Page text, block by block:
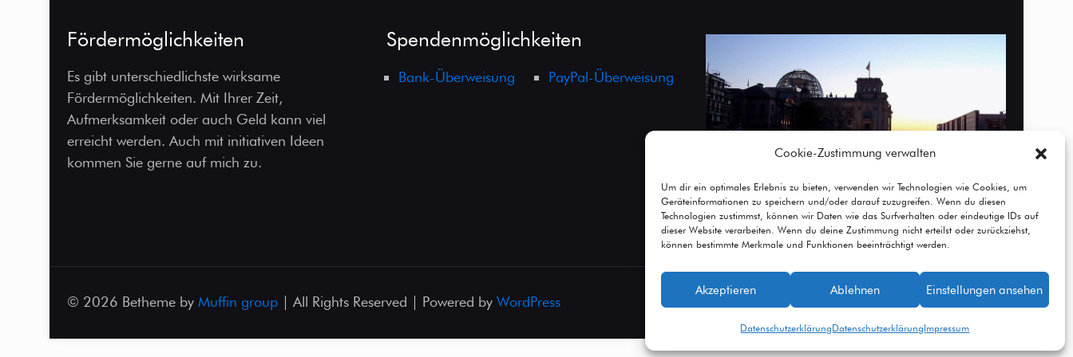
Cookie-Zustimmung verwalten
Um dir ein optimales Erlebnis zu bieten, verwenden wir Technologien wie Cookies, um
Geräteinformationen zu speichern und/oder darauf zuzugreifen. Wenn du diesen
Technologien zustimmst, können wir Daten wie das Surfverhalten oder eindeutige IDs auf
dieser Website verarbeiten. Wenn du deine Zustimmung nicht erteilst oder zurückziehst,
können bestimmte Merkmale und Funktionen beeinträchtigt werden.
Akzeptieren Ablehnen Einstellungen ansehen
DatenschutzerklärungDatenschutzerklärungImpressum
Fördermöglichkeiten
Es gibt unterschiedlichste wirksame
Fördermöglichkeiten. Mit Ihrer Zeit,
Aufmerksamkeit oder auch Geld kann viel
erreicht werden. Auch mit initiativen Ideen
kommen Sie gerne auf mich zu.
Spendenmöglichkeiten
Bank-Überweisung PayPal-Überweisung
© 2026 Betheme by Muffin group | All Rights Reserved | Powered by WordPress